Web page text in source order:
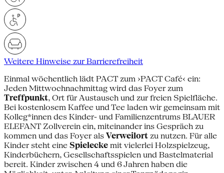
Weitere Hinweise zur Barrierefreiheit
Einmal wöchentlich lädt PACT zum ›PACT Café‹ ein:
Jeden Mittwochnachmittag wird das Foyer zum
Treffpunkt, Ort für Austausch und zur freien Spielfläche.
Bei kostenlosem Kaffee und Tee laden wir gemeinsam mit
Kolleg*innen des Kinder- und Familienzentrums BLAUER
ELEFANT Zollverein ein, miteinander ins Gespräch zu
kommen und das Foyer als Verweilort zu nutzen. Für alle
Kinder steht eine Spielecke mit vielerlei Holzspielzeug,
Kinderbüchern, Gesellschaftsspielen und Bastelmaterial
bereit. Kinder zwischen 4 und 6 Jahren haben die